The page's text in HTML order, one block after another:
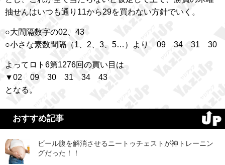
抽せんはいつも通り11から29を買わない方針でいく。
○大間隔数字の02、43
○小さな素数間隔（1、2、3、5…）より 09 34 31 30
よってロト6第1276回の買い目は
▼02 09 30 31 34 43
となる。
おすすめ記事
ビール腹を解消させるニートゥチェストが神トレーニン
グだった！！